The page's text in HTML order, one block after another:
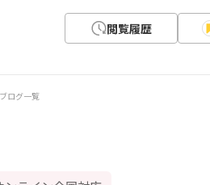
閲覧履歴
ログ一覧